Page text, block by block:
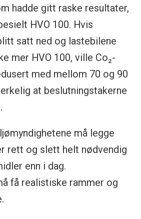
hadde gitt raske resultater,
HVO 100. Hvis
satt ned og lastebilene
mer HVO 100, ville Co₂-
med mellom 70 og 90
at beslutningstakerne
må legge
rett og slett helt nødvendig
enn i dag.
få realistiske rammer og